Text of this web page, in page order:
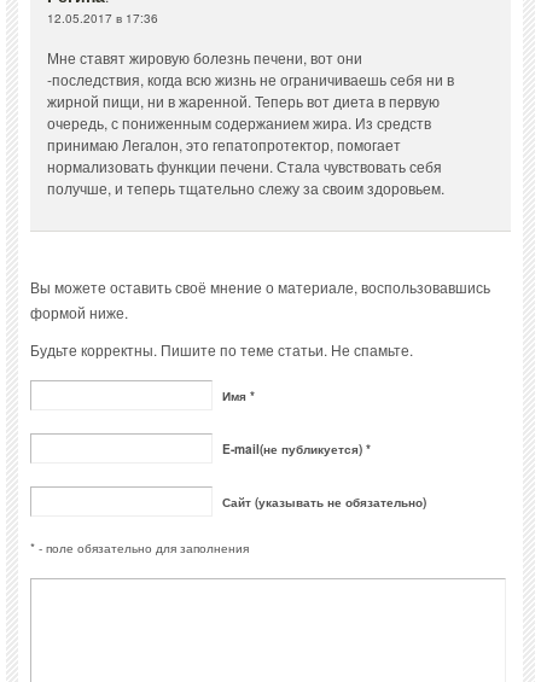
12.05.2017 в 17:36
Мне ставят жировую болезнь печени, вот они
-последствия, когда всю жизнь не ограничиваешь себя ни в
жирной пищи, ни в жаренной. Теперь вот диета в первую
очередь, с пониженным содержанием жира. Из средств
принимаю Легалон, это гепатопротектор, помогает
нормализовать функции печени. Стала чувствовать себя
получше, и теперь тщательно слежу за своим здоровьем.
Вы можете оставить своё мнение о материале, воспользовавшись
формой ниже.
Будьте корректны. Пишите по теме статьи. Не спамьте.
Имя *
E-mail(не публикуется) *
Сайт (указывать не обязательно)
* - поле обязательно для заполнения